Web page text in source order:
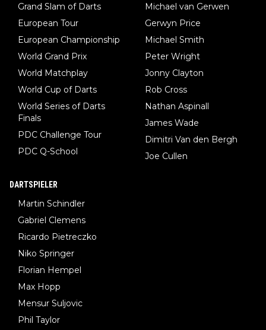
Grand Slam of Darts
European Tour
European Championship
World Grand Prix
World Matchplay
World Cup of Darts
World Series of Darts
Finals
PDC Challenge Tour
PDC Q-School
Michael van Gerwen
Gerwyn Price
Michael Smith
Peter Wright
Jonny Clayton
Rob Cross
Nathan Aspinall
James Wade
Dimitri Van den Bergh
Joe Cullen
DARTSPIELER
Martin Schindler
Gabriel Clemens
Ricardo Pietreczko
Niko Springer
Florian Hempel
Max Hopp
Mensur Suljovic
Phil Taylor